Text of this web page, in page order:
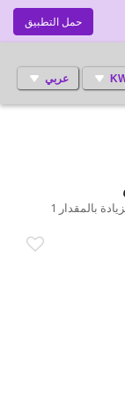
حمل التطبيق
عربي
بالمقدار 1